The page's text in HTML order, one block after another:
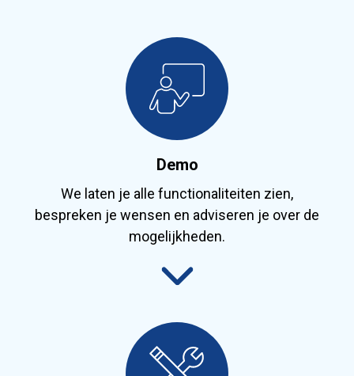
Demo
We laten je alle functionaliteiten zien,
bespreken je wensen en adviseren je over de
mogelijkheden.